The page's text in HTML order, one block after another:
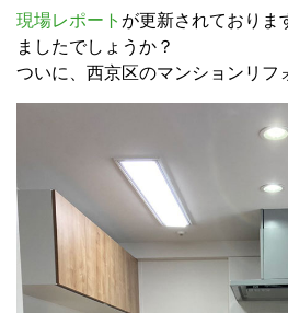
現場レポート が更新されておりま
ましたでしょうか？
ついに、西京区のマンションリフ